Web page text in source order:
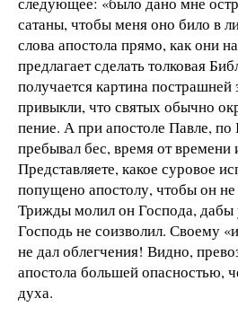
сатаны, чтобы меня оно било в
слова апостола прямо, как они
предлагает сделать толковая
получается картина
привыкли, что святых обычно
пение. А при апостоле Павле,
пребывал бес, время от
Представляете, какое суровое
попущено апостолу, чтобы он не
Трижды молил он Господа, дабы
Господь не соизволил. Своему
не дал облегчения! Видно,
апостола большей опасностью,
духа.